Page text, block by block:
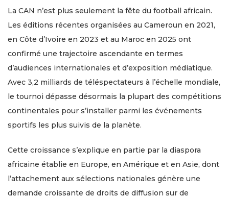
La CAN n’est plus seulement la fête du football africain.
Les éditions récentes organisées au Cameroun en 2021,
en Côte d’Ivoire en 2023 et au Maroc en 2025 ont
confirmé une trajectoire ascendante en termes
d’audiences internationales et d’exposition médiatique.
Avec 3,2 milliards de téléspectateurs à l’échelle mondiale,
le tournoi dépasse désormais la plupart des compétitions
continentales pour s’installer parmi les événements
sportifs les plus suivis de la planète.
Cette croissance s’explique en partie par la diaspora
africaine établie en Europe, en Amérique et en Asie, dont
l’attachement aux sélections nationales génère une
demande croissante de droits de diffusion sur de